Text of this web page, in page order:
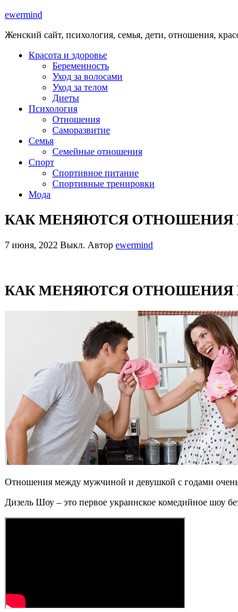
ewermind
Женский сайт, психология, семья, дети, отношения,
Красота и здоровье
Беременность
Уход за волосами
Уход за телом
Диеты
Психология
Отношения
Саморазвитие
Семья
Семейные отношения
Спорт
Спортивное питание
Спортивные тренировки
Мода
КАК МЕНЯЮТСЯ ОТНОШЕНИЯ
7 июня, 2022 Выкл. Автор ewermind
КАК МЕНЯЮТСЯ ОТНОШЕНИЯ
Отношения между мужчиной и девушкой с годами
Дизель Шоу – это первое украинское комедийное шоу